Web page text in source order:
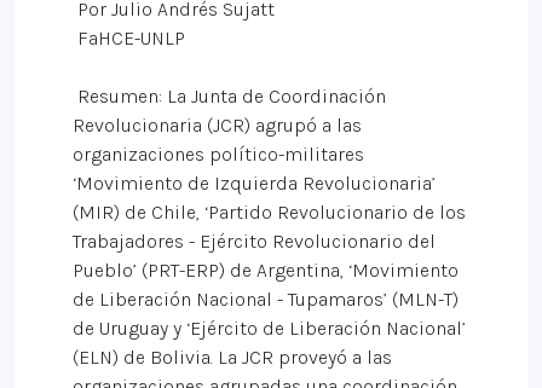
Por Julio Andrés Sujatt
FaHCE-UNLP
Resumen: La Junta de Coordinación
Revolucionaria (JCR) agrupó a las
organizaciones político-militares
‘Movimiento de Izquierda Revolucionaria’
(MIR) de Chile, ‘Partido Revolucionario de los
Trabajadores - Ejército Revolucionario del
Pueblo’ (PRT-ERP) de Argentina, ‘Movimiento
de Liberación Nacional - Tupamaros’ (MLN-T)
de Uruguay y ‘Ejército de Liberación Nacional’
(ELN) de Bolivia. La JCR proveyó a las